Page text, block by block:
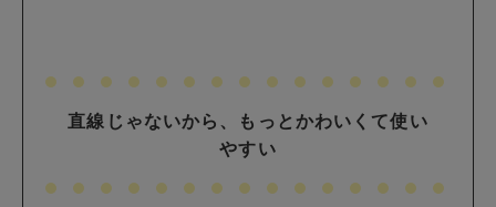
直線じゃないから、もっとかわいくて使い
やすい